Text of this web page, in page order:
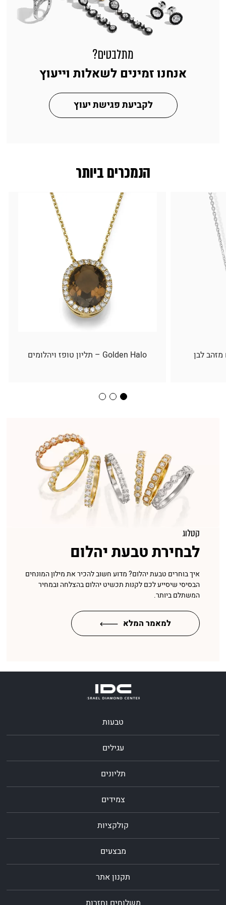
קטלוג
לבחירת טבעת יהלום
איך בוחרים טבעת יהלום? מדוע חשוב להכיר את מילון המונחים
הבסיסי שיסייע לכם לקנות תכשיט יהלום בהצלחה ובמחיר
המשתלם ביותר.
למאמר המלא
הנמכרים ביותר
מזהב לבן Golden Halo – תליון טופז ויהלומים
מתלבטים?
אנחנו זמינים לשאלות וייעוץ
לקביעת פגישת יעוץ
טבעות
עגילים
תליונים
צמידים
קולקציות
מבצעים
תקנון אתר